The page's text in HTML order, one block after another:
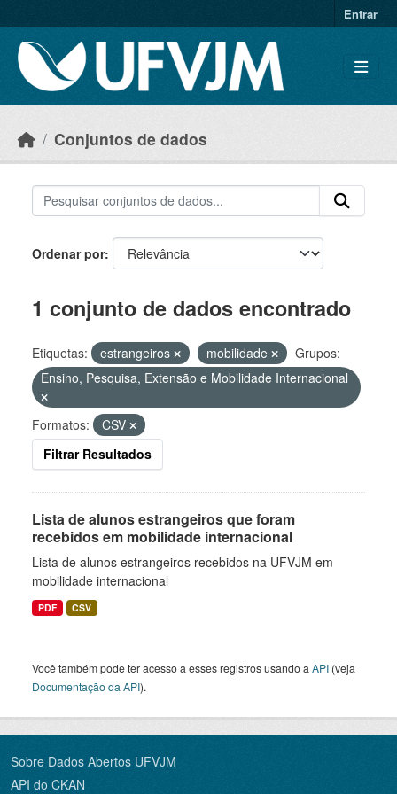
Entrar
Conjuntos de dados
Ordenar por
1 conjunto de dados encontrado
Etiquetas: estrangeiros mobilidade
Grupos:
Ensino, Pesquisa, Extensão e Mobilidade Internacional
Formatos:
CSV
Filtrar Resultados
Lista de alunos estrangeiros que foram
recebidos em mobilidade internacional
Lista de alunos estrangeiros recebidos na UFVJM em
mobilidade internacional
PDF CSV
Você também pode ter acesso a esses registros usando a API (veja
Documentação da API).
Sobre Dados Abertos UFVJM
API do CKAN